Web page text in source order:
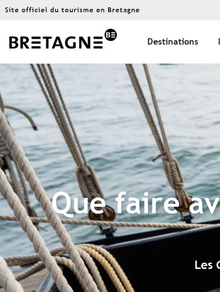
Aller
principal
Site officiel du tourisme en Bretagne
Destinations
Que faire
Les